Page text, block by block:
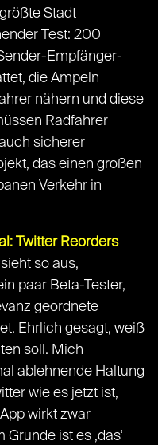
Stadt
Test: 200
Empfänger-
die Ampeln
nähern und diese
Radfahrer
sicherer
das einen großen
Verkehr in
Twitter Reorders
so aus,
paar Beta-Tester,
geordnete
Ehrlich gesagt, weiß
soll. Mich
ablehnende Haltung
wie es jetzt ist,
wirkt zwar
ist es ‚das‘